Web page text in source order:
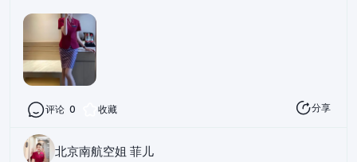
评论 0 收藏 分享
北京南航空姐 菲儿